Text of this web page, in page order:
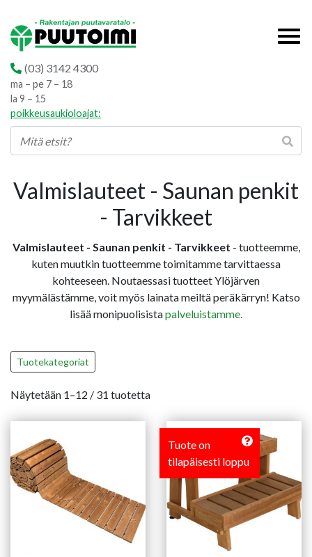
(03) 3142 4300
ma – pe 7 – 18
la 9 – 15
poikkeusaukioloajat:
Valmislauteet - Saunan penkit
- Tarvikkeet
Valmislauteet - Saunan penkit - Tarvikkeet - tuotteemme,
kuten muutkin tuotteemme toimitamme tarvittaessa
kohteeseen. Noutaessasi tuotteet Ylöjärven
myymälästämme, voit myös lainata meiltä peräkärryn! Katso
lisää monipuolisistapalveluistamme.
Tuotekategoriat
Näytetään 1–12 / 31 tuotetta
Tuote on
tilapäisesti loppu